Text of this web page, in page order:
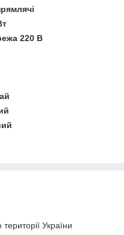
220 В
України